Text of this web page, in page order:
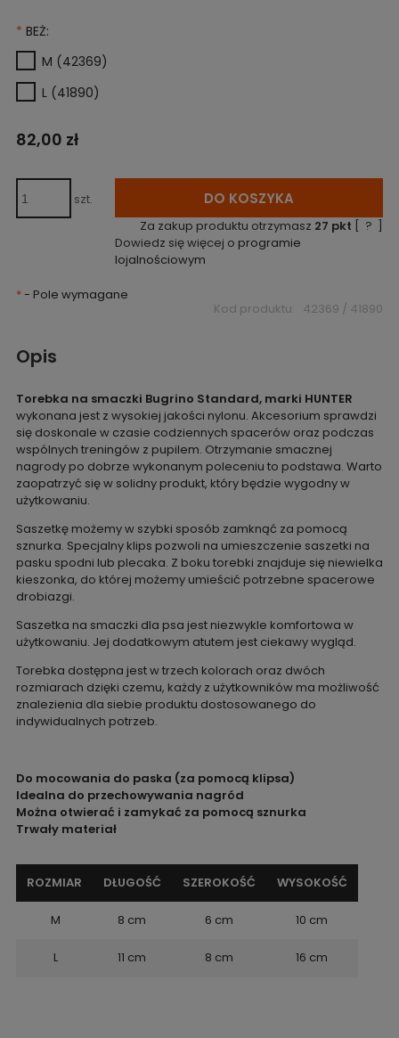
* BEŻ:
M (42369)
L (41890)
82,00 zł
szt. DO KOSZYKA
Za zakup produktu otrzymasz 27 pkt [ ? ]
Dowiedz się więcej o programie
lojalnościowym
*- Pole wymagane
Kod produktu: 42369 / 41890
Opis
Torebka na smaczki Bugrino Standard, marki HUNTER
wykonana jest z wysokiej jakości nylonu. Akcesorium sprawdzi
się doskonale w czasie codziennych spacerów oraz podczas
wspólnych treningów z pupilem. Otrzymanie smacznej
nagrody po dobrze wykonanym poleceniu to podstawa. Warto
zaopatrzyć się w solidny produkt, który będzie wygodny w
użytkowaniu.
Saszetkę możemy w szybki sposób zamknąć za pomocą
sznurka. Specjalny klips pozwoli na umieszczenie saszetki na
pasku spodni lub plecaka. Z boku torebki znajduje się niewielka
kieszonka, do której możemy umieścić potrzebne spacerowe
drobiazgi.
Saszetka na smaczki dla psa jest niezwykle komfortowa w
użytkowaniu. Jej dodatkowym atutem jest ciekawy wygląd.
Torebka dostępna jest w trzech kolorach oraz dwóch
rozmiarach dzięki czemu, każdy z użytkowników ma możliwość
znalezienia dla siebie produktu dostosowanego do
indywidualnych potrzeb.
Do mocowania do paska (za pomocą klipsa)
Idealna do przechowywania nagród
Można otwierać i zamykać za pomocą sznurka
Trwały materiał
ROZMIAR DŁUGOŚĆ SZEROKOŚĆ WYSOKOŚĆ
M 8 cm 6 cm 10 cm
L 11 cm 8 cm 16 cm